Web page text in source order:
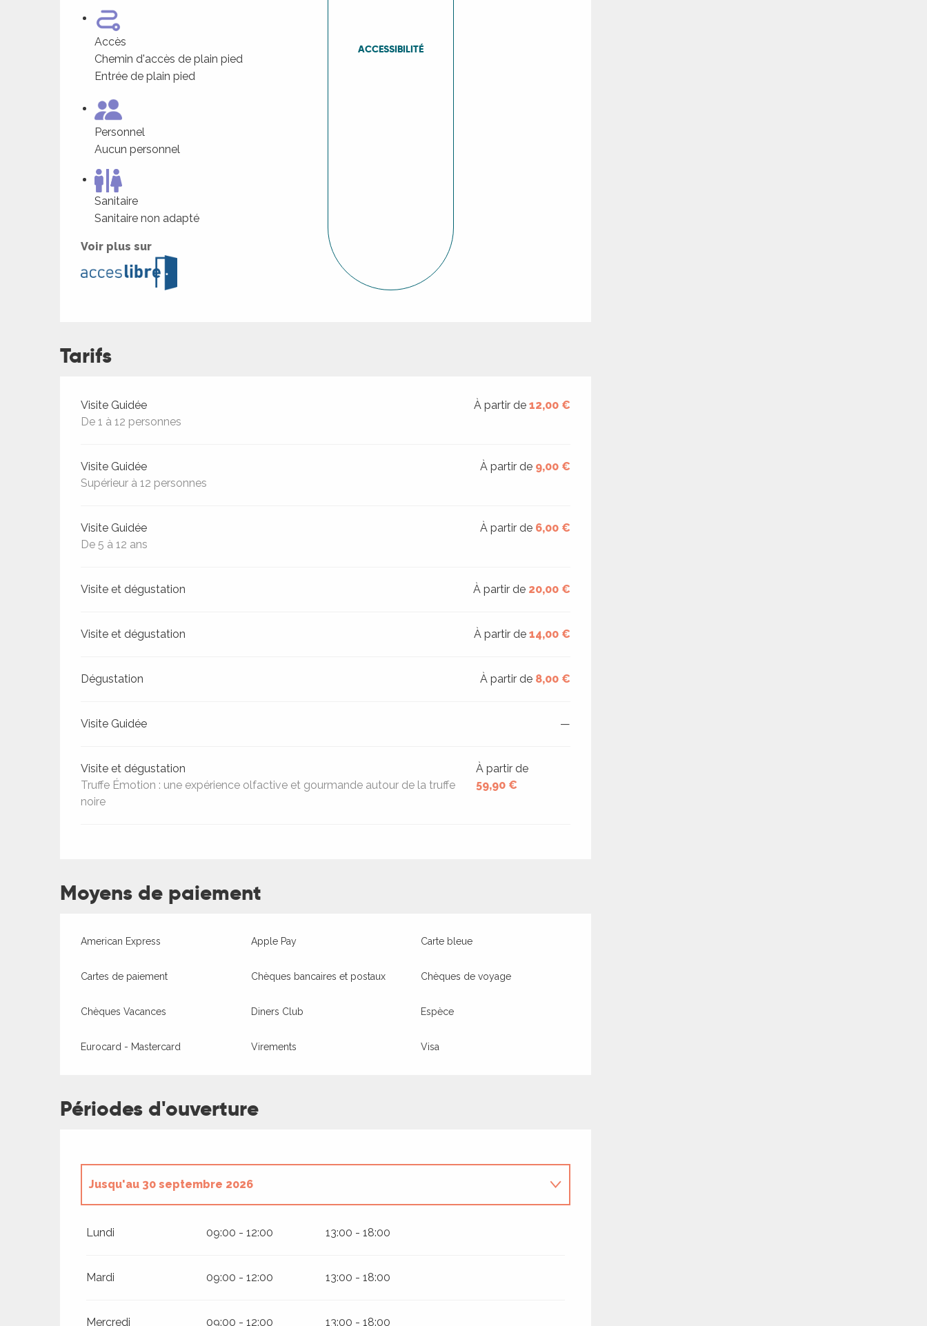
Accès
Chemin d'accès de plain pied
Entrée de plain pied
Personnel
Aucun personnel
Sanitaire
Sanitaire non adapté
Voir plus sur
ACCESSIBILITÉ
Tarifs
Tarifs 2026
Visite Guidée
De 1 à 12 personnes
À partir de12,00 €
Visite Guidée
Supérieur à 12 personnes
À partir de 9,00 €
Visite Guidée
De 5 à 12 ans
À partir de 6,00 €
Visite et dégustation À partir de 20,00 €
Visite et dégustation À partir de14,00 €
Dégustation À partir de 8,00 €
Visite Guidée —
Visite et dégustation
Truffe Émotion : une expérience olfactive et gourmande autour de la truffe
noire
À partir de
59,90 €
Moyens de paiement
American Express Apple Pay Carte bleue
Cartes de paiement Chèques bancaires et postaux Chèques de voyage
Chèques Vacances Diners Club Espèce
Eurocard - Mastercard Virements Visa
Périodes d'ouverture
Jusqu'au 30 septembre 2026
Lundi 09:00 - 12:00 13:00 - 18:00
Mardi 09:00 - 12:00 13:00 - 18:00
Mercredi 09:00 - 12:00 13:00 - 18:00